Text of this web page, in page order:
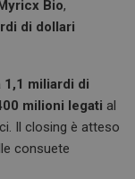
Bio,
di dollari
1,1 miliardi di
milioni legati al
Il closing è atteso
consuete